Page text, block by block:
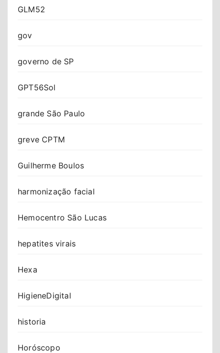
GLM52
gov
governo de SP
GPT56Sol
grande São Paulo
greve CPTM
Guilherme Boulos
harmonização facial
Hemocentro São Lucas
hepatites virais
Hexa
HigieneDigital
historia
Horóscopo